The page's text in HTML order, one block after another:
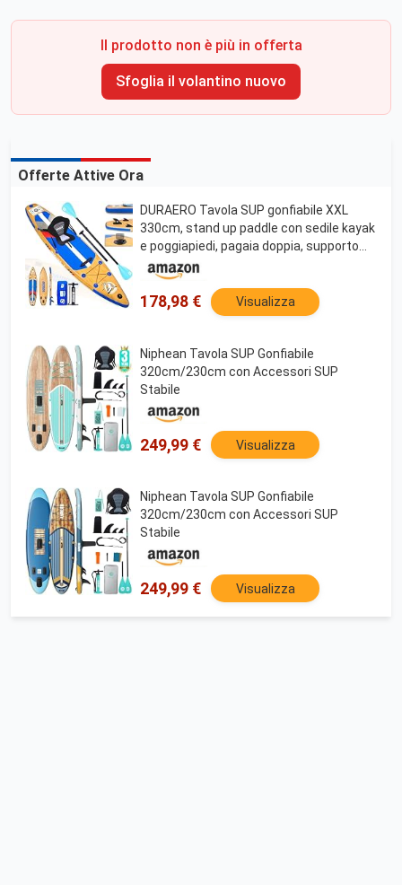
Il prodotto non è più in offerta
Sfoglia il volantino nuovo
Offerte Attive Ora
DURAERO Tavola SUP gonfiabile XXL
330cm, stand up paddle con sedile kayak
e poggiapiedi, pagaia doppia, supporto
fotocamera, accessori completi, portata
150 kg, effetto legno
178,98 € Visualizza
Niphean Tavola SUP Gonfiabile
320cm/230cm con Accessori SUP
Stabile
249,99 € Visualizza
Niphean Tavola SUP Gonfiabile
320cm/230cm con Accessori SUP
Stabile
249,99 € Visualizza